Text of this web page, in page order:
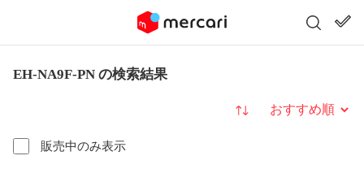
EH-NA9F-PN の検索結果
販売中のみ表示
並び替え